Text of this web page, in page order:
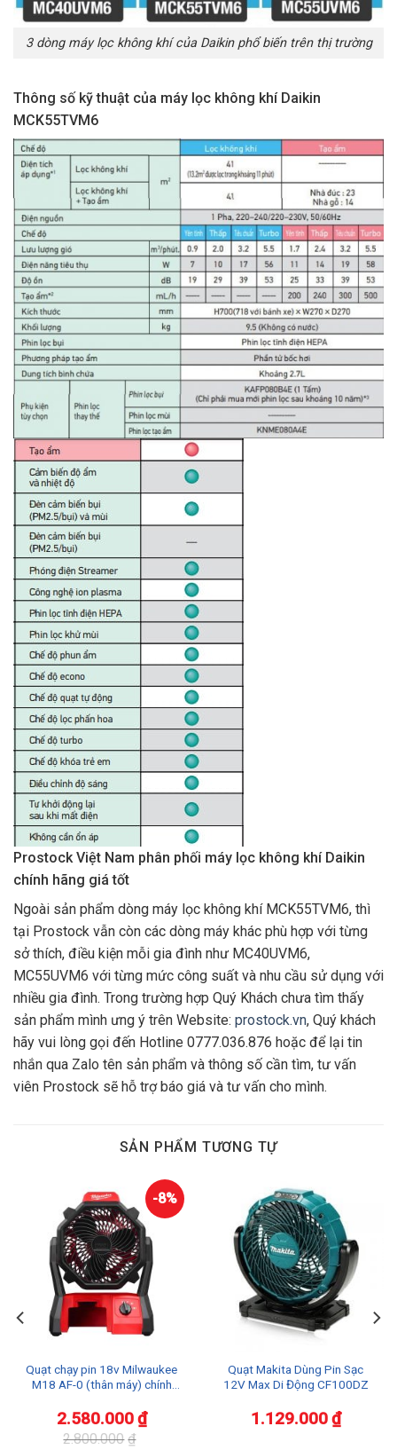
3 dòng máy lọc không khí của Daikin phổ biến trên thị trường
Thông số kỹ thuật của máy lọc không khí Daikin
MCK55TVM6
Prostock Việt Nam phân phối máy lọc không khí Daikin
chính hãng giá tốt
Ngoài sản phẩm dòng máy lọc không khí MCK55TVM6, thì
tại Prostock vẫn còn các dòng máy khác phù hợp với từng
sở thích, điều kiện mỗi gia đình như MC40UVM6,
MC55UVM6 với từng mức công suất và nhu cầu sử dụng với
nhiều gia đình. Trong trường hợp Quý Khách chưa tìm thấy
sản phẩm mình ưng ý trên Website: prostock.vn, Quý khách
hãy vui lòng gọi đến Hotline 0777.036.876 hoặc để lại tin
nhắn qua Zalo tên sản phẩm và thông số cần tìm, tư vấn
viên Prostock sẽ hỗ trợ báo giá và tư vấn cho mình.
SẢN PHẨM TƯƠNG TỰ
-8%
Quạt chạy pin 18v Milwaukee
M18 AF-0 (thân máy) chính
2.800.000 ₫
2.580.000₫
Quạt Makita Dùng Pin Sạc
12V Max Di Động CF100DZ
1.129.000₫